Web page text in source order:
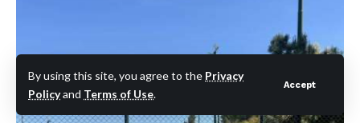
By using this site, you agree to the Privacy
Policyand Terms of Use.
Accept